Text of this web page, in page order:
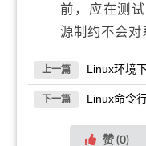
前，应在测
源制约不会对
上一篇 Linux环境
下一篇 Linux命令
赞 (0)